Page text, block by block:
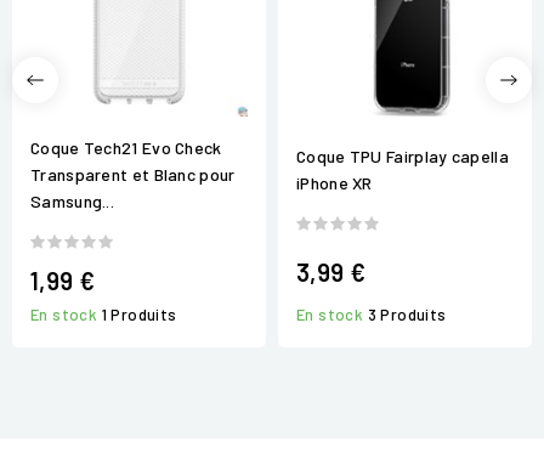
Coque Tech21 Evo Check
Transparent et Blanc pour
Samsung...
1,99 €
En stock 1 Produits
Coque TPU Fairplay capella
iPhone XR
3,99 €
En stock 3 Produits